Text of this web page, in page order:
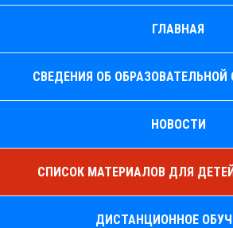
ГЛАВНАЯ
СВЕДЕНИЯ ОБ ОБРАЗОВАТЕЛЬНОЙ
НОВОСТИ
СПИСОК МАТЕРИАЛОВ ДЛЯ
ДИСТАНЦИОННОЕ